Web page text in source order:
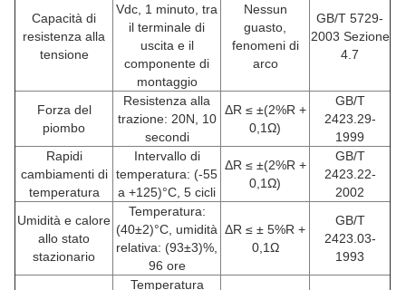
Capacità di
resistenza alla
tensione
Vdc, 1 minuto, tra
il terminale di
uscita e il
componente di
montaggio
Nessun
guasto,
fenomeni di
arco
GB/T 5729-
2003 Sezione
4.7
Forza del
piombo
Resistenza alla
trazione: 20N, 10
secondi
ΔR ≤ ±(2%R +
0,1Ω)
GB/T
2423.29-
1999
Rapidi
cambiamenti di
temperatura
Intervallo di
temperatura: (-55
a +125)°C, 5 cicli
ΔR ≤ ±(2%R +
0,1Ω)
GB/T
2423.22-
2002
Umidità e calore
allo stato
stazionario
Temperatura:
(40±2)°C, umidità
relativa: (93±3)%,
96 ore
ΔR ≤ ± 5%R +
0,1Ω
GB/T
2423.03-
1993
Temperatura